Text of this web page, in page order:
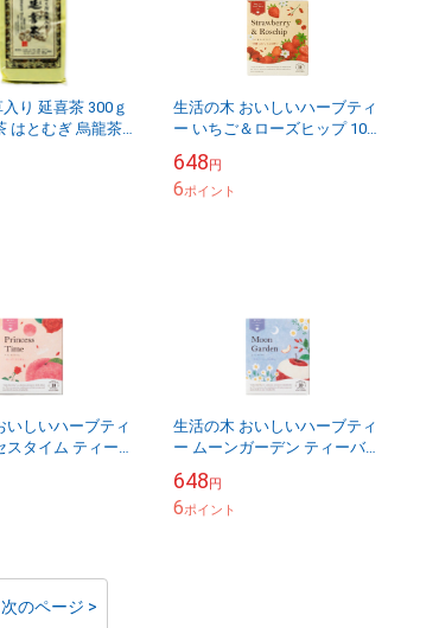
り 延喜茶 300ｇ
はとむぎ 烏龍茶
豆茶 あまちゃ
生活の木 おいしいハーブティ
ー いちご＆ローズヒップ 10個
ン0.00％）
648円
6ポイント
いしいハーブティ
スタイム ティーバ
生活の木 おいしいハーブティ
ー ムーンガーデン ティーバッ
り
648円
6ポイント
次のページ >